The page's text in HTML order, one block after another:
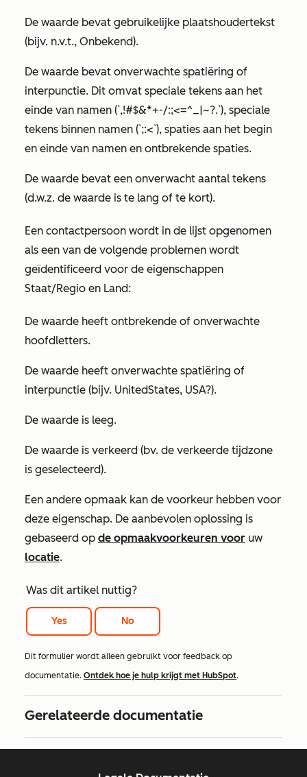
De waarde bevat gebruikelijke plaatshoudertekst
(bijv. n.v.t., Onbekend).
De waarde bevat onverwachte spatiëring of
interpunctie. Dit omvat speciale tekens aan het
einde van namen (`,!#$&*+-/:;<=^_|~?.`), speciale
tekens binnen namen (`;:<`), spaties aan het begin
en einde van namen en ontbrekende spaties.
De waarde bevat een onverwacht aantal tekens
(d.w.z. de waarde is te lang of te kort).
Een contactpersoon wordt in de lijst opgenomen
als een van de volgende problemen wordt
geïdentificeerd voor de eigenschappen
Staat/Regio en Land:
De waarde heeft ontbrekende of onverwachte
hoofdletters.
De waarde heeft onverwachte spatiëring of
interpunctie (bijv. UnitedStates, USA?).
De waarde is leeg.
De waarde is verkeerd (bv. de verkeerde tijdzone
is geselecteerd).
Een andere opmaak kan de voorkeur hebben voor
deze eigenschap. De aanbevolen oplossing is
gebaseerd op de opmaakvoorkeuren voor uw
locatie.
Was dit artikel nuttig?
Yes No
Dit formulier wordt alleen gebruikt voor feedback op
documentatie. Ontdek hoe je hulp krijgt met HubSpot.
Gerelateerde documentatie